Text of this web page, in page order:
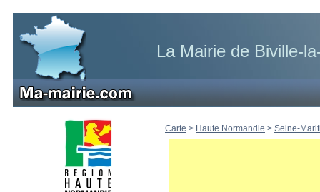
La Mairie de Biville-
Carte > Haute Normandie > Seine-